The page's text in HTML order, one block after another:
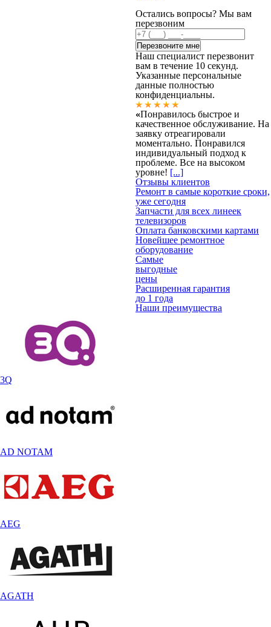
Остались вопросы? Мы вам
перезвоним
Наш специалист перезвонит
вам в течение 10 секунд.
Указанные персональные
данные полностью
конфиденциальны.
«Понравилось быстрое и
качественное обслуживание. На
заявку отреагировали
моментально. Понравился
индивидуальный подход к
проблеме. Все на высоком
уровне! [...]
Отзывы клиентов
Ремонт в самые короткие сроки,
уже сегодня
Запчасти для всех линеек
телевизоров
Оплата банковскими картами
Новейшее ремонтное
оборудование
Самые
выгодные
цены
Расширенная гарантия
до 1 года
Наши преимущества
3Q
AD NOTAM
AEG
AGATH